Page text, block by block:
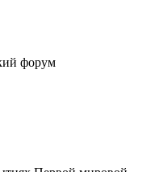
форум